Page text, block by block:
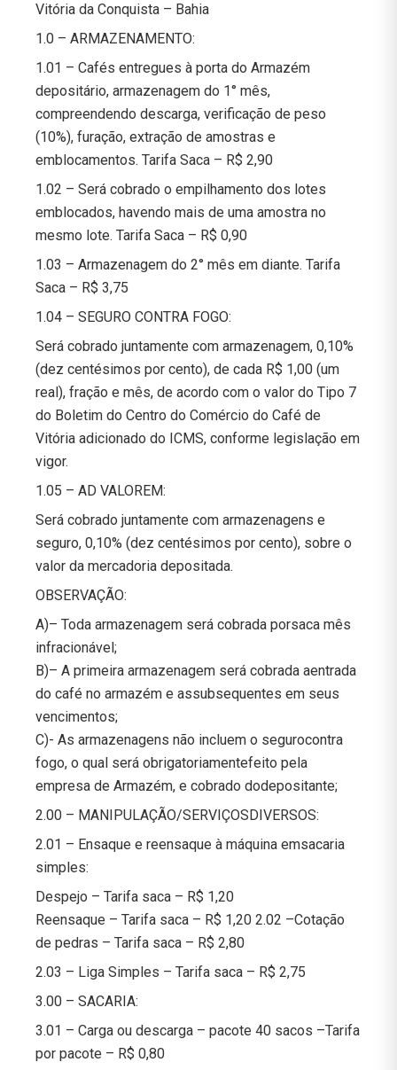
Vitória da Conquista – Bahia
1.0 – ARMAZENAMENTO:
1.01 – Cafés entregues à porta do Armazém
depositário, armazenagem do 1° mês,
compreendendo descarga, verificação de peso
(10%), furação, extração de amostras e
emblocamentos. Tarifa Saca – R$ 2,90
1.02 – Será cobrado o empilhamento dos lotes
emblocados, havendo mais de uma amostra no
mesmo lote. Tarifa Saca – R$ 0,90
1.03 – Armazenagem do 2° mês em diante. Tarifa
Saca – R$ 3,75
1.04 – SEGURO CONTRA FOGO:
Será cobrado juntamente com armazenagem, 0,10%
(dez centésimos por cento), de cada R$ 1,00 (um
real), fração e mês, de acordo com o valor do Tipo 7
do Boletim do Centro do Comércio do Café de
Vitória adicionado do ICMS, conforme legislação em
vigor.
1.05 – AD VALOREM:
Será cobrado juntamente com armazenagens e
seguro, 0,10% (dez centésimos por cento), sobre o
valor da mercadoria depositada.
OBSERVAÇÃO:
A)– Toda armazenagem será cobrada porsaca mês
infracionável;
B)– A primeira armazenagem será cobrada aentrada
do café no armazém e assubsequentes em seus
vencimentos;
C)- As armazenagens não incluem o segurocontra
fogo, o qual será obrigatoriamentefeito pela
empresa de Armazém, e cobrado dodepositante;
2.00 – MANIPULAÇÃO/SERVIÇOSDIVERSOS:
2.01 – Ensaque e reensaque à máquina emsacaria
simples:
Despejo – Tarifa saca – R$ 1,20
Reensaque – Tarifa saca – R$ 1,20 2.02 –Cotação
de pedras – Tarifa saca – R$ 2,80
2.03 – Liga Simples – Tarifa saca – R$ 2,75
3.00 – SACARIA:
3.01 – Carga ou descarga – pacote 40 sacos –Tarifa
por pacote – R$ 0,80